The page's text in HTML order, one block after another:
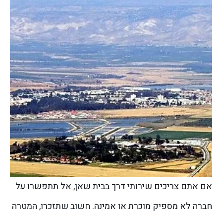
אם אתם צריכים שירותי דרך בבית שאן, אל תתפשרו על
חברה לא מספיק מוכרת או אמינה. חשוב שתזכרו, המטרה